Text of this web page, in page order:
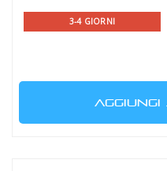
3-4 GIORNI